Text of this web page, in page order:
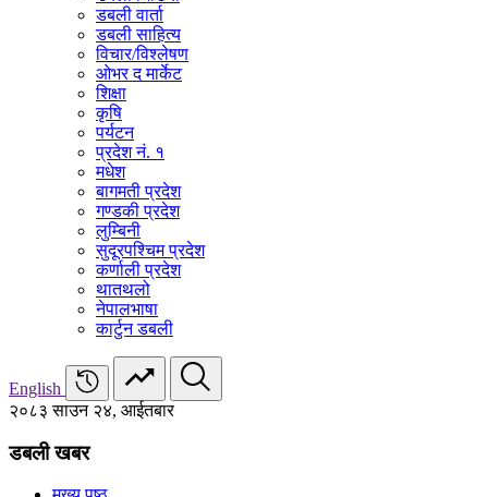
डबली वार्ता
डबली साहित्य
विचार/विश्‍लेषण
ओभर द मार्केट
शिक्षा
कृषि
पर्यटन
प्रदेश नं. १
मधेश
बागमती प्रदेश
गण्डकी प्रदेश
लुम्बिनी
सुदूरपश्चिम प्रदेश
कर्णाली प्रदेश
थातथलो
नेपालभाषा
कार्टुन डबली
English
२०८३ साउन २४, आईतबार
डबली खबर